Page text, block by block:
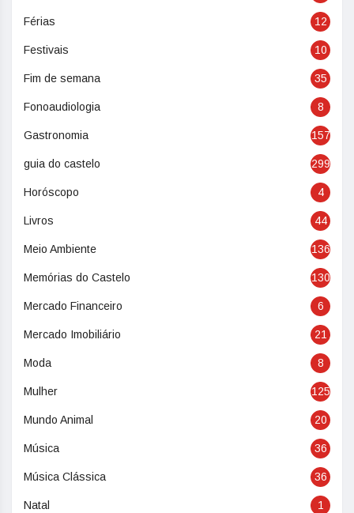
Férias 12
Festivais 10
Fim de semana 35
Fonoaudiologia 8
Gastronomia 157
guia do castelo 299
Horóscopo 4
Livros 44
Meio Ambiente 136
Memórias do Castelo 130
Mercado Financeiro 6
Mercado Imobiliário 21
Moda 8
Mulher 125
Mundo Animal 20
Música 36
Música Clássica 36
Natal 1